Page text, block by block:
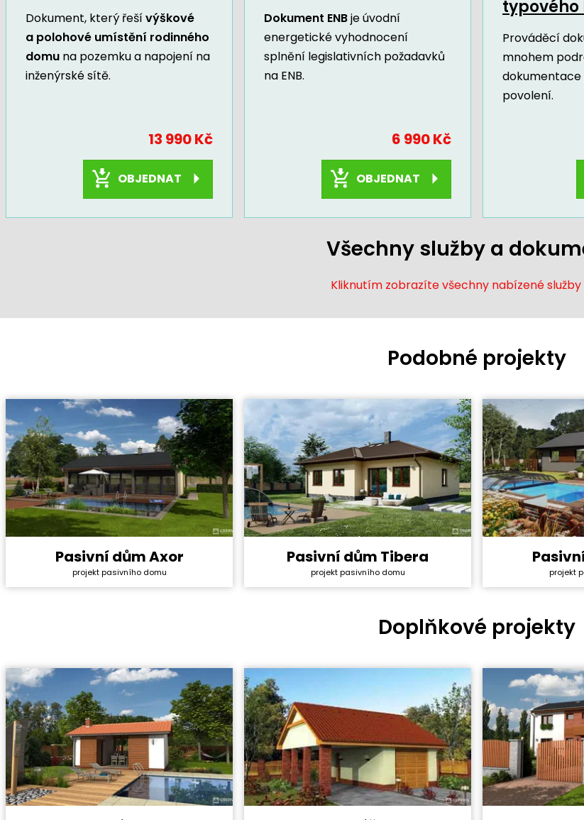
Dokument, který řešívýškové
a polohové umístění rodinného
domu na pozemku a napojení na
inženýrské sítě.
13 990 Kč
OBJEDNAT
Dokument ENBje úvodní
energetické vyhodnocení
splnění legislativních požadavků
na ENB.
6 990 Kč
OBJEDNAT
typového
Prováděcí
mnohem
povolení.
Všechny služby a
Kliknutím zobrazíte všechny nabízené služby
Podobné projekty
Cena stavby svépomocí:
2 814 600 Kč
Cena projektu:
Pasivní dům Axor
projekt pasivního domu
Cena stavby svépomocí:
3 920 400 Kč
Cena projektu:
Pasivní dům Tibera
projekt pasivního domu
Cena stavby
Cena projektu:
projekt
Doplňkové projekty